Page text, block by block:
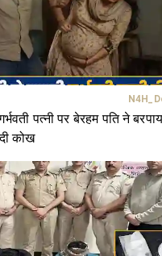
पत्नी पर बेरहम पति ने
कोख